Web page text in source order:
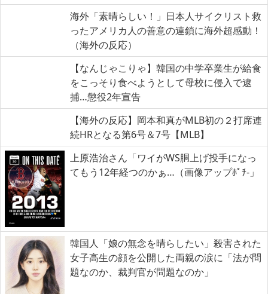
海外「素晴らしい！」日本人サイクリスト救
ったアメリカ人の善意の連鎖に海外超感動！
（海外の反応）
【なんじゃこりゃ】韓国の中学卒業生が給食
をこっそり食べようとして母校に侵入で逮
捕…懲役2年宣告
【海外の反応】岡本和真がMLB初の２打席連
続HRとなる第6号＆7号【MLB】
上原浩治さん「ワイがWS胴上げ投手になっ
てもう12年経つのかぁ…（画像アップﾎﾟﾁ-」
韓国人「娘の無念を晴らしたい」殺害された
女子高生の顔を公開した両親の涙に「法が問
題なのか、裁判官が問題なのか」